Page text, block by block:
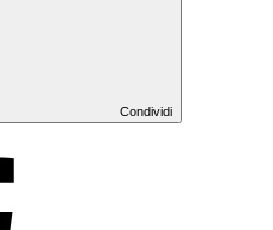
Condividi